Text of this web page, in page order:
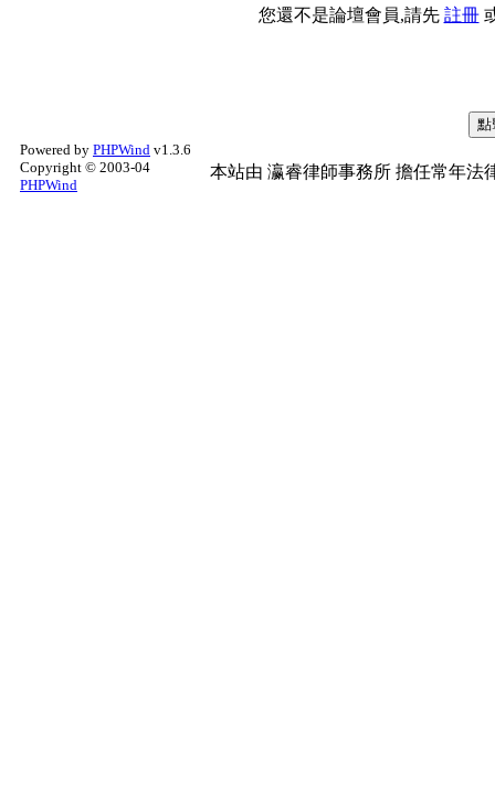
您還不是論壇會員,請先 註冊
Powered by PHPWind v1.3.6
Copyright © 2003-04
PHPWind
本站由 瀛睿律師事務所 擔任常年法